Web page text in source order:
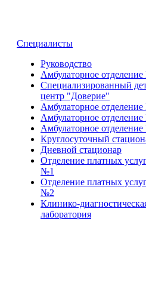
Специалисты
Руководство
Амбулаторное
Специализированный
центр "Доверие"
Амбулаторное
Амбулаторное
Амбулаторное
Круглосуточный
Дневной стационар
Отделение платных
№1
Отделение платных
№2
Клинико-
лаборатория